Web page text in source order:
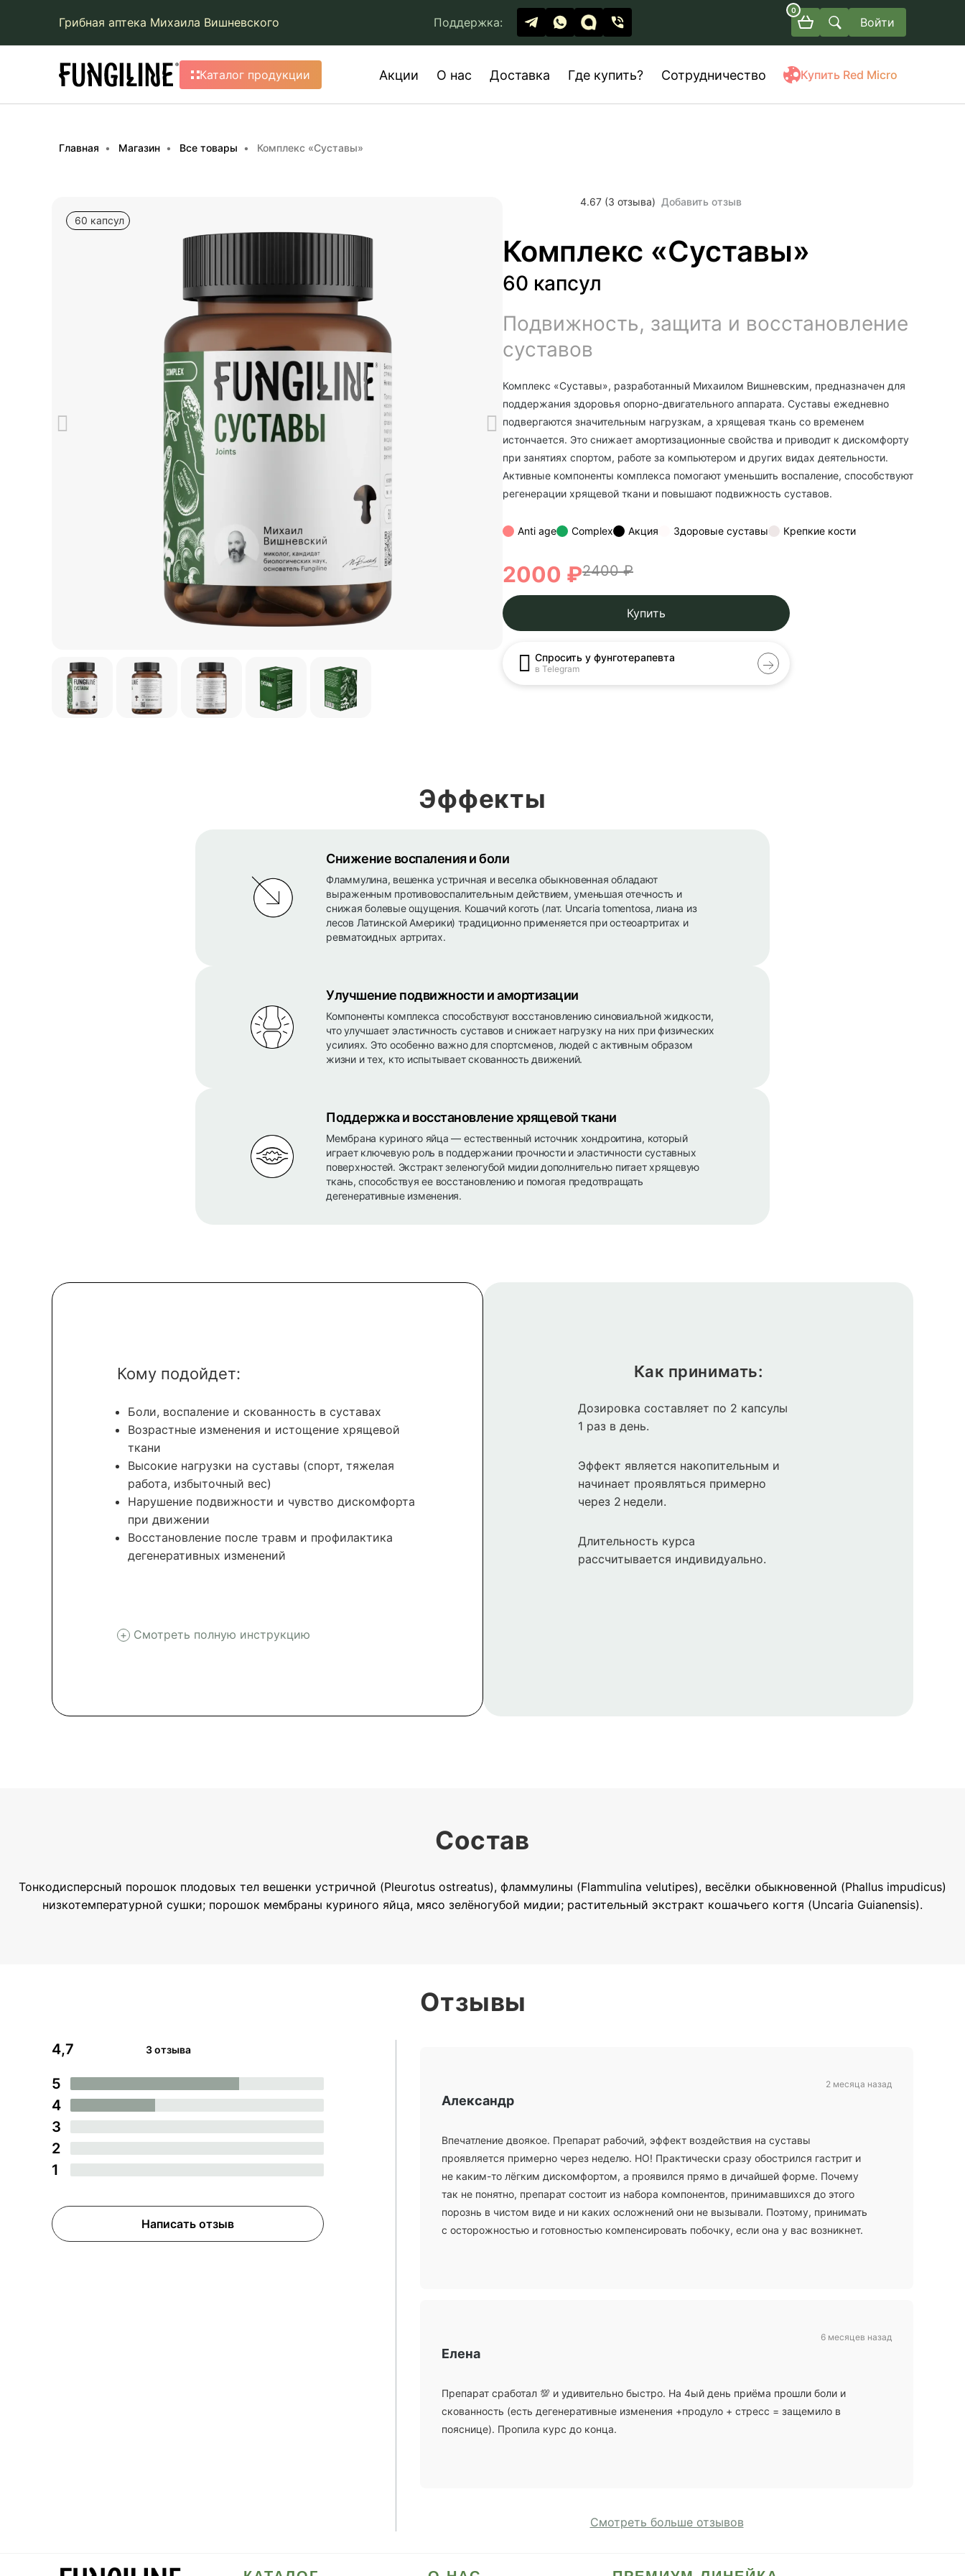
Грибная аптека Михаила Вишневского Поддержка:
0
Войти
Каталог продукции Акции О нас Доставка Где купить? Сотрудничество Купить Red Micro
Главная Магазин Все товары Комплекс «Суставы»
60 капсул
4.67 (3 отзыва) Добавить отзыв
Комплекс «Суставы»
60 капсул
Подвижность, защита и восстановление
суставов
Комплекс «Суставы», разработанный Михаилом Вишневским, предназначен для
поддержания здоровья опорно-двигательного аппарата. Суставы ежедневно
подвергаются значительным нагрузкам, а хрящевая ткань со временем
истончается. Это снижает амортизационные свойства и приводит к дискомфорту
при занятиях спортом, работе за компьютером и других видах деятельности.
Активные компоненты комплекса помогают уменьшить воспаление, способствуют
регенерации хрящевой ткани и повышают подвижность суставов.
Anti age Complex Акция Здоровые суставы Крепкие кости
2000 ₽2400 ₽
Купить
Спросить у фунготерапевта
в Telegram
Эффекты
Снижение воспаления и боли
Фламмулина, вешенка устричная и веселка обыкновенная обладают
выраженным противовоспалительным действием, уменьшая отечность и
снижая болевые ощущения. Кошачий коготь (лат. Uncaria tomentosa, лиана из
лесов Латинской Америки) традиционно применяется при остеоартритах и
ревматоидных артритах.
Улучшение подвижности и амортизации
Компоненты комплекса способствуют восстановлению синовиальной жидкости,
что улучшает эластичность суставов и снижает нагрузку на них при физических
усилиях. Это особенно важно для спортсменов, людей с активным образом
жизни и тех, кто испытывает скованность движений.
Поддержка и восстановление хрящевой ткани
Мембрана куриного яйца — естественный источник хондроитина, который
играет ключевую роль в поддержании прочности и эластичности суставных
поверхностей. Экстракт зеленогубой мидии дополнительно питает хрящевую
ткань, способствуя ее восстановлению и помогая предотвращать
дегенеративные изменения.
Кому подойдет:
Боли, воспаление и скованность в суставах
Возрастные изменения и истощение хрящевой
ткани
Высокие нагрузки на суставы (спорт, тяжелая
работа, избыточный вес)
Нарушение подвижности и чувство дискомфорта
при движении
Восстановление после травм и профилактика
дегенеративных изменений
Смотреть полную инструкцию
Как принимать:
Дозировка составляет по 2 капсулы
1 раз в день.
Эффект является накопительным и
начинает проявляться примерно
через 2 недели.
Длительность курса
рассчитывается индивидуально.
Состав
Тонкодисперсный порошок плодовых тел вешенки устричной (Pleurotus ostreatus), фламмулины (Flammulina velutipes), весёлки обыкновенной (Phallus impudicus)
низкотемпературной сушки; порошок мембраны куриного яйца, мясо зелёногубой мидии; растительный экстракт кошачьего когтя (Uncaria Guianensis).
4,7 3 отзыва
5
4
3
2
1
Написать отзыв
Отзывы
Александр
Впечатление двоякое. Препарат рабочий, эффект воздействия на суставы
проявляется примерно через неделю. НО! Практически сразу обострился гастрит и
не каким-то лёгким дискомфортом, а проявился прямо в дичайшей форме. Почему
так не понятно, препарат состоит из набора компонентов, принимавшихся до этого
порознь в чистом виде и ни каких осложнений они не вызывали. Поэтому, принимать
с осторожностью и готовностью компенсировать побочку, если она у вас возникнет.
2 месяца назад
Елена
Препарат сработал 💯 и удивительно быстро. На 4ый день приёма прошли боли и
скованность (есть дегенеративные изменения +продуло + стресс = защемило в
пояснице). Пропила курс до конца.
6 месяцев назад
Смотреть больше отзывов